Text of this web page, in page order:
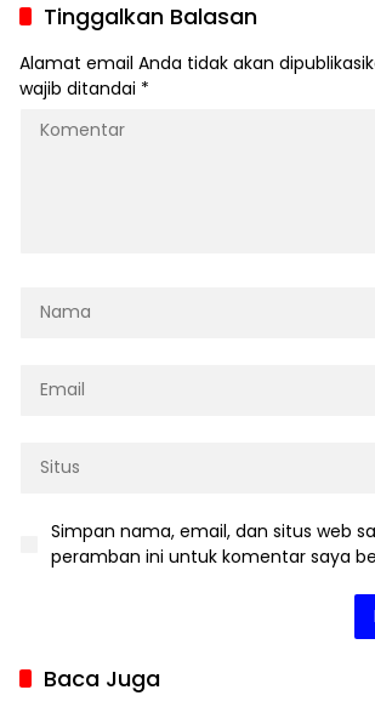
Tinggalkan Balasan
Alamat email Anda tidak akan
wajib ditandai *
Simpan nama, email, dan situs web
peramban ini untuk komentar saya
Baca Juga